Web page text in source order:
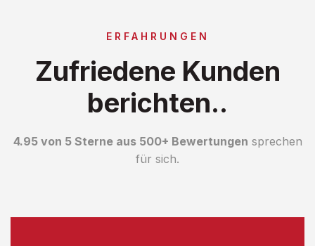
ERFAHRUNGEN
Zufriedene Kunden
berichten..
4.95 von 5 Sterne aus 500+ Bewertungen sprechen
für sich.